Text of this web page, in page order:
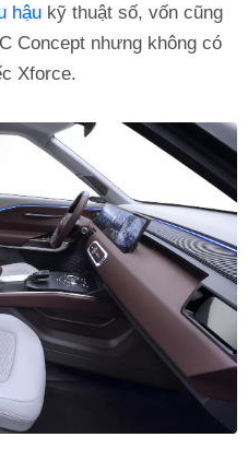
hậukỹ thuật số, vốn cũng
Concept nhưng không có
Xforce.